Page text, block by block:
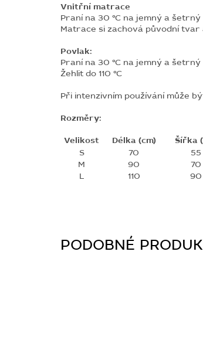
Vnitřní matrace
Praní na 30 °C na jemný a
Matrace si zachová původní
Povlak:
Praní na 30 °C na jemný a
Žehlit do 110 °C
Při intenzivním používání může
Rozměry:
Velikost
Délka (cm) Šířka
S
70 55
M
90 70
L
110 90